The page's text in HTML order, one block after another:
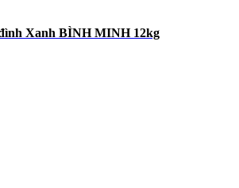
Xanh BÌNH MINH 12kg